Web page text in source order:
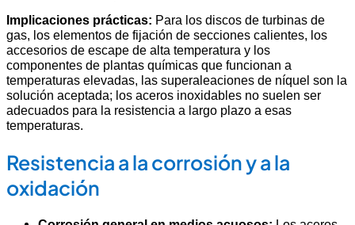
Implicaciones prácticas: Para los discos de turbinas de
gas, los elementos de fijación de secciones calientes, los
accesorios de escape de alta temperatura y los
componentes de plantas químicas que funcionan a
temperaturas elevadas, las superaleaciones de níquel son la
solución aceptada; los aceros inoxidables no suelen ser
adecuados para la resistencia a largo plazo a esas
temperaturas.
Resistencia a la corrosión y a la
oxidación